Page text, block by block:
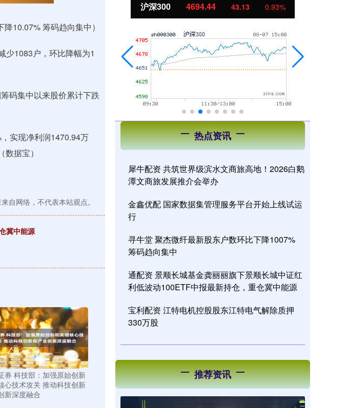
10.07% 筹码趋向集中）
少1083户，环比降幅为1
码集中以来股价累计下跌
实现净利润1470.94万
据宝）
自网络，不代表本站观点。
冀中能源
券 科技部：加强原始创新
心技术攻关 推动科技创新
新深度融合
43.13 北证50 1134.24 11.37 1.01%
热点资讯
犀牛配资 共筑世界级滨水文商旅高地！2026白鹅
潭文商旅发展推介会举办
金鑫优配 国家数据集管理服务平台开始上线试运
行
寻牛堂 聚杰微纤最新股东户数环比下降1007%
筹码趋向集中
通配资 景顺长城基金龚丽丽旗下景顺长城中证红
利低波动100ETF中报最新持仓，重仓冀中能源
宝利配资 江特电机控股股东江特电气解除质押
330万股
推荐资讯